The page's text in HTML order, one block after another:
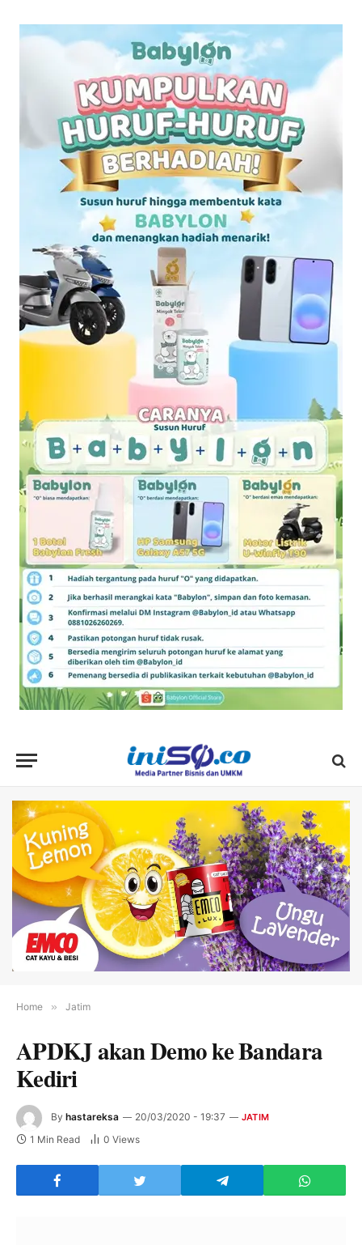
Home » Jatim
APDKJ akan Demo ke Bandara
Kediri
By hastareksa 20/03/2020 - 19:37 JATIM
1 Min Read 0 Views